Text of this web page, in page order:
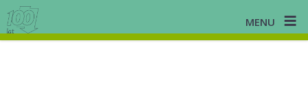
MENU ≡